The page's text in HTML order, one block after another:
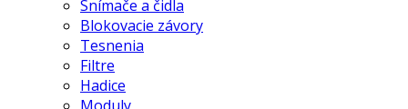
Snímače a čidla
Blokovacie závory
Tesnenia
Filtre
Hadice